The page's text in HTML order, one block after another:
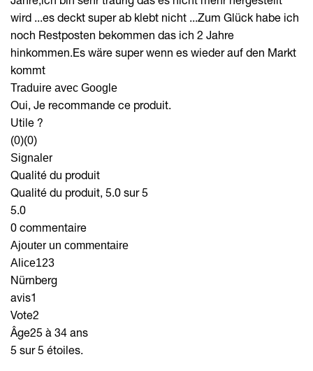
wird ...es deckt super ab klebt nicht ...Zum Glück habe ich
noch Restposten bekommen das ich 2 Jahre
hinkommen.Es wäre super wenn es wieder auf den Markt
kommt
Traduire avec Google
Oui, Je recommande ce produit.
Utile ?
(0)(0)
Signaler
Qualité du produit
Qualité du produit, 5.0 sur 5
5.0
0 commentaire
Ajouter un commentaire
Alice123
Nürnberg
avis1
Vote2
Âge25 à 34 ans
5 sur 5 étoiles.